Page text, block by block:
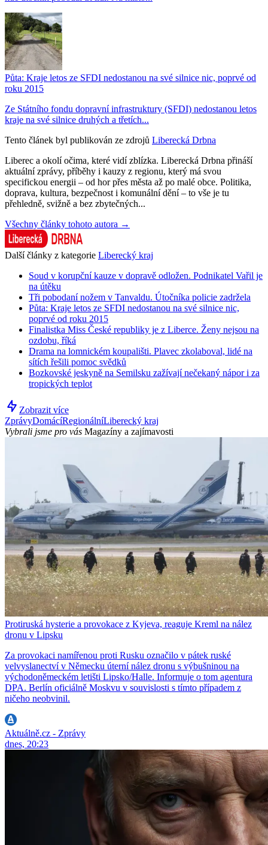
Půta: Kraje letos ze SFDI nedostanou na své silnice nic, poprvé od
roku 2015
Ze Státního fondu dopravní infrastruktury (SFDI) nedostanou letos
kraje na své silnice druhých a třetích...
Tento článek byl publikován ze zdrojů Liberecká Drbna
Liberec a okolí očima, které vidí zblízka. Liberecká Drbna přináší
aktuální zprávy, příběhy i kauzy z regionu, který má svou
specifickou energii – od hor přes města až po malé obce. Politika,
doprava, kultura, bezpečnost i komunální dění – to vše je tu
přehledně, svižně a bez zbytečných...
Všechny články tohoto autora →
Další články z kategorie Liberecký kraj
Soud v korupční kauze v dopravě odložen. Podnikatel Vařil je
na útěku
Tři pobodaní nožem v Tanvaldu. Útočníka policie zadržela
Půta: Kraje letos ze SFDI nedostanou na své silnice nic,
poprvé od roku 2015
Finalistka Miss České republiky je z Liberce. Ženy nejsou na
ozdobu, říká
Drama na lomnickém koupališti. Plavec zkolaboval, lidé na
sítích řešili pomoc svědků
Bozkovské jeskyně na Semilsku zažívají nečekaný nápor i za
tropických teplot
Zobrazit více
ZprávyDomácíRegionálníLiberecký kraj
Vybrali jsme pro vás Magazíny a zajímavosti
Protiruská hysterie a provokace z Kyjeva, reaguje Kreml na nález
dronu v Lipsku
Za provokaci namířenou proti Rusku označilo v pátek ruské
velvyslanectví v Německu úterní nález dronu s výbušninou na
východoněmeckém letišti Lipsko/Halle. Informuje o tom agentura
DPA. Berlín oficiálně Moskvu v souvislosti s tímto případem z
ničeho neobvinil.
Aktuálně.cz - Zprávy
dnes, 20:23